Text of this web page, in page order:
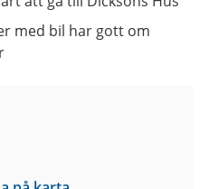
med bil har gott om